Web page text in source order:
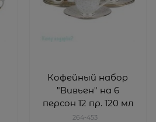
Кофейный набор
"Вивьен" на 6
персон 12 пр. 120 мл
264-453